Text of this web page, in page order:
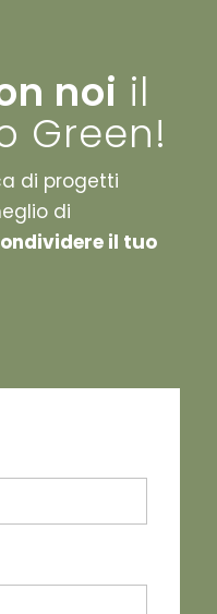
noi il
Green!
di progetti
di
il tuo